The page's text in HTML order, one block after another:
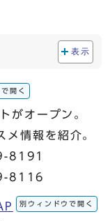
表示
開く
がオープン。
メ情報を紹介。
8191
8116
別ウィンドウで開く